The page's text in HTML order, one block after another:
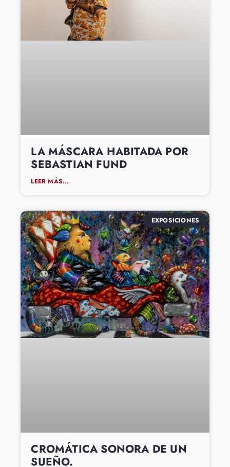
LA MÁSCARA HABITADA POR
SEBASTIAN FUND
LEER MÁS...
EXPOSICIONES
CROMÁTICA SONORA DE UN
SUEÑO.